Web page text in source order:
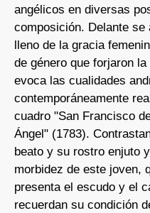
angélicos en diversas
composición. Delante se
lleno de la gracia
de género que forjaron
evoca las cualidades
contemporáneamente
cuadro "San Francisco
Ángel" (1783).
beato y su rostro enjuto
morbidez de este joven,
presenta el escudo y el
recuerdan su condición